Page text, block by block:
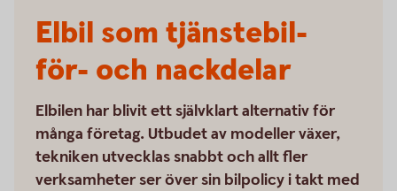
Elbil som tjänstebil-
för- och nackdelar
Elbilen har blivit ett självklart alternativ för
många företag. Utbudet av modeller växer,
tekniken utvecklas snabbt och allt fler
verksamheter ser över sin bilpolicy i takt med